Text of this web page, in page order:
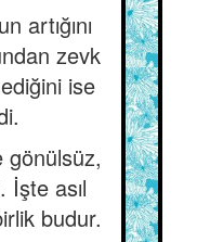
artığını
zevk
ise
gönülsüz,
İşte asıl
budur.